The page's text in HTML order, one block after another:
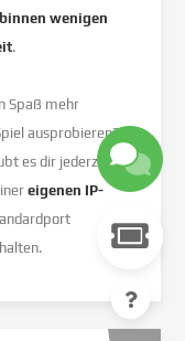
binnen wenigen
.
Spaß mehr
ausprobieren?
es dir jederzeit
eigenen IP-